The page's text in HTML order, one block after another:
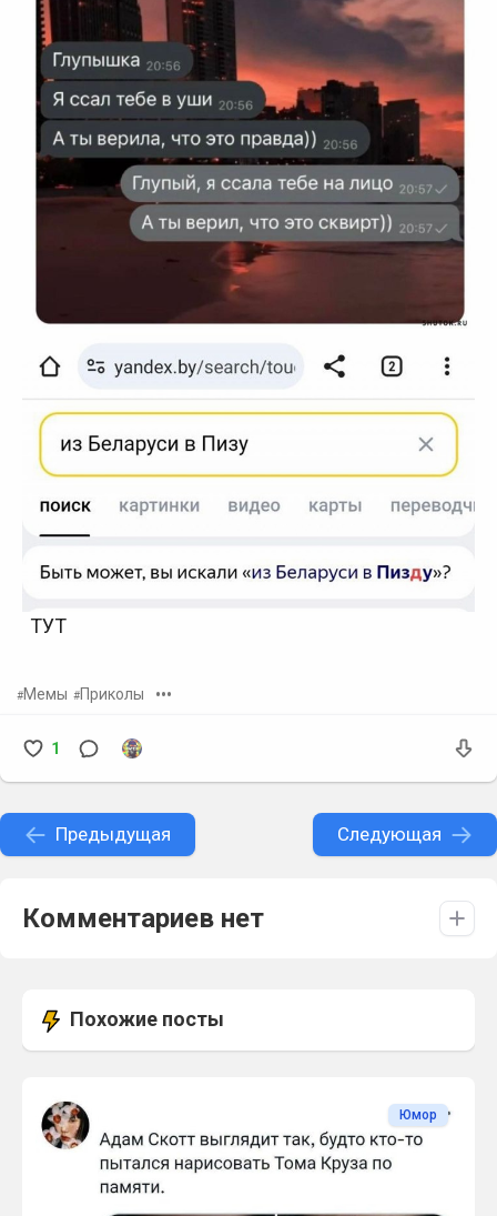
ТУТ
Мемы Приколы •••
1
Предыдущая Следующая
Комментариев нет
Похожие посты
Юмор